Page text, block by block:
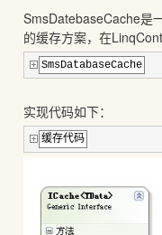
SmsDatebaseCache是
的缓存方案，在
SmsDatabaseCache
实现代码如下：
缓存代码